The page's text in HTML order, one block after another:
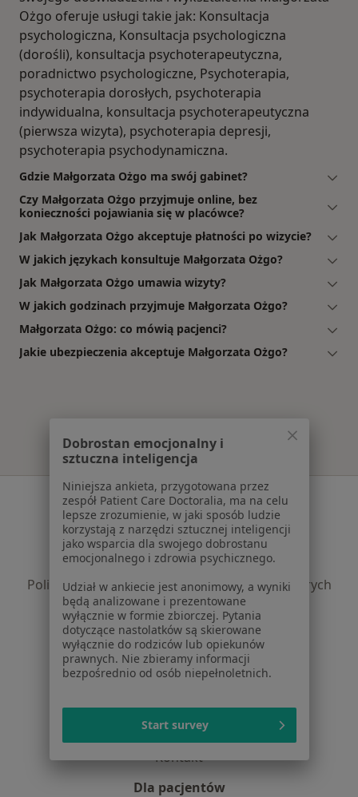
Ożgo oferuje usługi takie jak: Konsultacja
psychologiczna, Konsultacja psychologiczna
(dorośli), konsultacja psychoterapeutyczna,
poradnictwo psychologiczne, Psychoterapia,
psychoterapia dorosłych, psychoterapia
indywidualna, konsultacja psychoterapeutyczna
(pierwsza wizyta), psychoterapia depresji,
psychoterapia psychodynamiczna.
Gdzie Małgorzata Ożgo ma swój gabinet?
Czy Małgorzata Ożgo przyjmuje online, bez
konieczności pojawiania się w placówce?
Jak Małgorzata Ożgo akceptuje płatności po wizycie?
W jakich językach konsultuje Małgorzata Ożgo?
Jak Małgorzata Ożgo umawia wizyty?
W jakich godzinach przyjmuje Małgorzata Ożgo?
Małgorzata Ożgo: co mówią pacjenci?
Jakie ubezpieczenia akceptuje Małgorzata Ożgo?
Serwis
Regulamin
Polityka prywatności pacjentów
Polityka prywatności profesjonalistów
Polityka prywatności dla profesjonalistów, których
dane pozyskaliśmy samodzielnie
Polityka cookies
Jak działają wyniki wyszukiwania
Dostępność
O nas
Partnerzy
Kontakt
Dla pacjentów
Dobrostan emocjonalny i
sztuczna inteligencja
Niniejsza ankieta, przygotowana przez
zespół Patient Care Doctoralia, ma na celu
lepsze zrozumienie, w jaki sposób ludzie
korzystają z narzędzi sztucznej inteligencji
jako wsparcia dla swojego dobrostanu
emocjonalnego i zdrowia psychicznego.
Udział w ankiecie jest anonimowy, a wyniki
będą analizowane i prezentowane
wyłącznie w formie zbiorczej. Pytania
dotyczące nastolatków są skierowane
wyłącznie do rodziców lub opiekunów
prawnych. Nie zbieramy informacji
bezpośrednio od osób niepełnoletnich.
Start survey